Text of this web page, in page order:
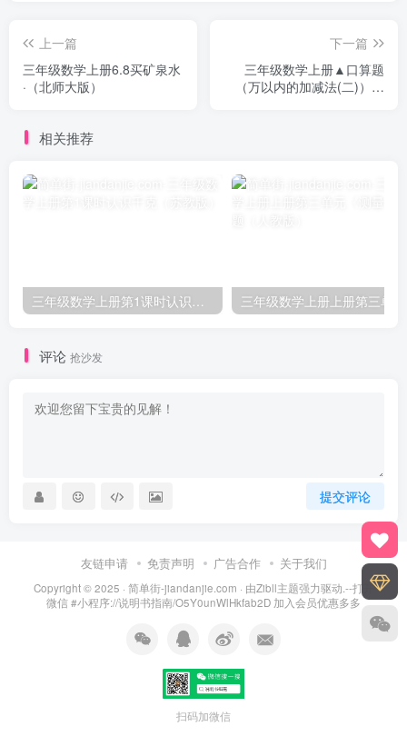
上一篇
三年级数学上册6.8买矿泉水
·（北师大版）
下一篇
三年级数学上册▲口算题
（万以内的加减法(二)）连
相关推荐
评论 抢沙发
提交评论
友链申请 免责声明 广告合作 关于我们
Copyright © 2025 · 简单街-jiandanjie.com · 由Zibll主题强力驱动.--打开
微信 #小程序://说明书指南/O5Y0unWlHkfab2D 加入会员优惠多多
扫码加微信